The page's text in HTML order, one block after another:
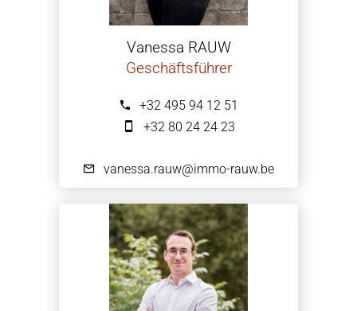
Vanessa RAUW
Geschäftsführer
+32 495 94 12 51
+32 80 24 24 23
vanessa.rauw@immo-rauw.be